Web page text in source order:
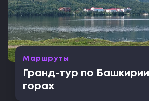
Маршруты
Гранд-тур по
горах